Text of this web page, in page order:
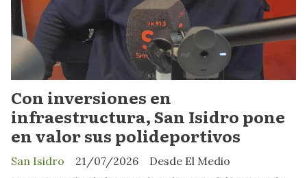
Con inversiones en
infraestructura, San Isidro pone
en valor sus polideportivos
Desde El Medio
San Isidro
21/07/2026